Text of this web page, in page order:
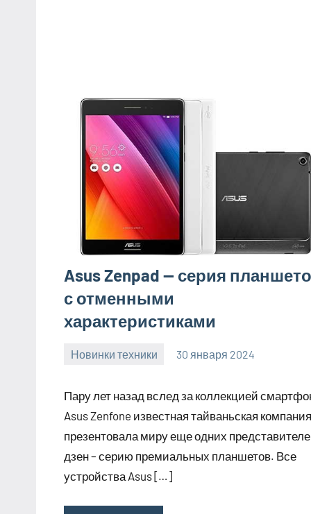
Asus Zenpad — серия
с отменными
характеристиками
Новинки техники 30 января 2024
Пару лет назад вслед за коллекцией
Asus Zenfone известная тайваньская компания
презентовала миру еще одних
дзен – серию премиальных планшетов. Все
устройства Asus […]